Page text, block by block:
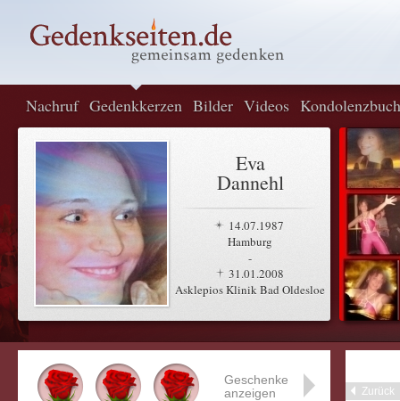
Nachruf Gedenkkerzen Bilder Videos Kondolenzbuch
Eva
Dannehl
14.07.1987
Hamburg
-
31.01.2008
Asklepios Klinik Bad Oldesloe
Zurück
Geschenke
anzeigen